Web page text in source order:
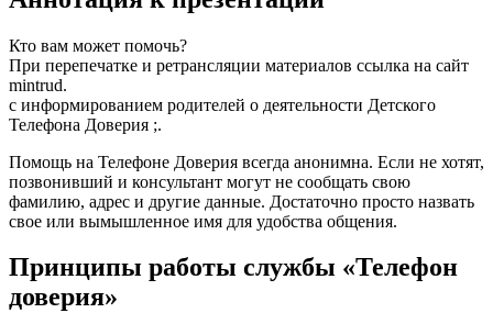
Кто вам может помочь?
При перепечатке и ретрансляции материалов ссылка на сайт
mintrud.
с информированием родителей о деятельности Детского
Телефона Доверия ;.
Помощь на Телефоне Доверия всегда анонимна. Если не хотят,
позвонивший и консультант могут не сообщать свою
фамилию, адрес и другие данные. Достаточно просто назвать
свое или вымышленное имя для удобства общения.
Принципы работы службы «Телефон
доверия»